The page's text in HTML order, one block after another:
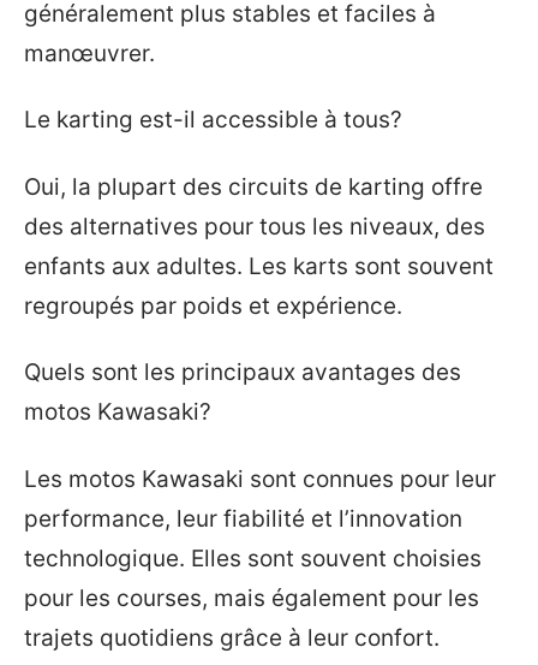
généralement plus stables et faciles à
manœuvrer.
Le karting est-il accessible à tous?
Oui, la plupart des circuits de karting offre
des alternatives pour tous les niveaux, des
enfants aux adultes. Les karts sont souvent
regroupés par poids et expérience.
Quels sont les principaux avantages des
motos Kawasaki?
Les motos Kawasaki sont connues pour leur
performance, leur fiabilité et l’innovation
technologique. Elles sont souvent choisies
pour les courses, mais également pour les
trajets quotidiens grâce à leur confort.